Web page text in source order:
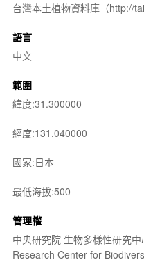
台灣本土植物資料庫（http://
語言
中文
範圍
緯度:31.300000
經度:131.040000
國家:日本
最低海拔:500
管理權
中央研究院 生物多樣性研究
Research Center for